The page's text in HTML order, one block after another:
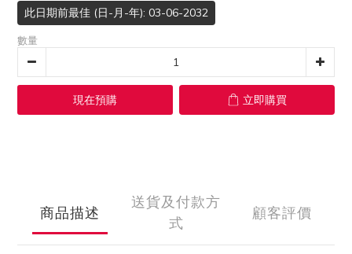
此日期前最佳 (日-月-年): 03-06-2032
數量
現在預購 立即購買
商品描述
送貨及付款方
式
顧客評價